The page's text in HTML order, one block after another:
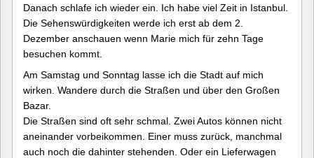
Danach schlafe ich wieder ein. Ich habe viel Zeit in Istanbul.
Die Sehenswürdigkeiten werde ich erst ab dem 2.
Dezember anschauen wenn Marie mich für zehn Tage
besuchen kommt.
Am Samstag und Sonntag lasse ich die Stadt auf mich
wirken. Wandere durch die Straßen und über den Großen
Bazar.
Die Straßen sind oft sehr schmal. Zwei Autos können nicht
aneinander vorbeikommen. Einer muss zurück, manchmal
auch noch die dahinter stehenden. Oder ein Lieferwagen